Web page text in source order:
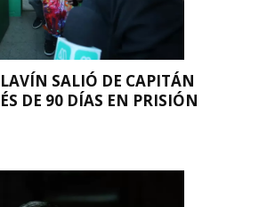
SALIÓ DE CAPITÁN
DE 90 DÍAS EN PRISIÓN